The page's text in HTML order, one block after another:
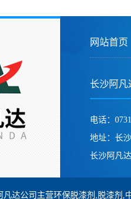
网站首页
长沙阿凡
电话：
地址：长
长沙阿凡
凡达公司主营环保脱漆剂,脱漆剂,